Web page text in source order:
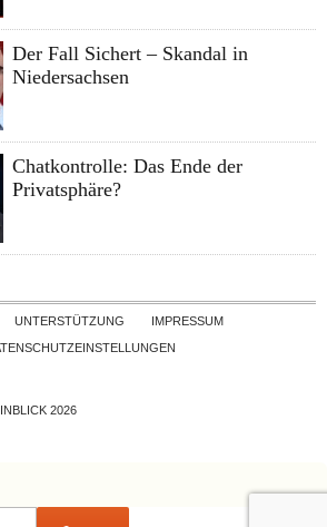
Der Fall Sichert – Skandal in
Niedersachsen
Chatkontrolle: Das Ende der
Privatsphäre?
Skip to content
UNTERSTÜTZUNG
IMPRESSUM
2026